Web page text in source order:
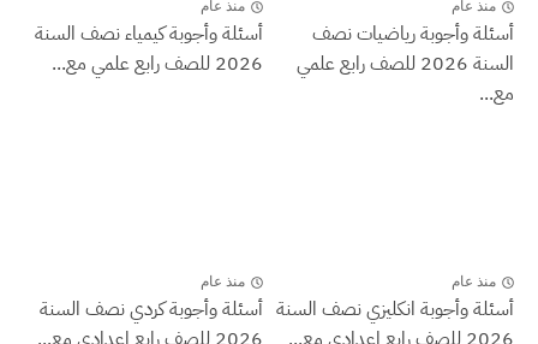
منذ عام
أسئلة وأجوبة رياضيات نصف
السنة 2026 للصف رابع علمي
مع...
منذ عام
أسئلة وأجوبة كيمياء نصف السنة
2026 للصف رابع علمي مع...
منذ عام
أسئلة وأجوبة انكليزي نصف السنة
منذ عام
أسئلة وأجوبة كردي نصف السنة